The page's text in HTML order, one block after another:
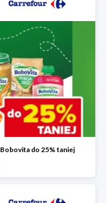
Bobovita do 25% taniej